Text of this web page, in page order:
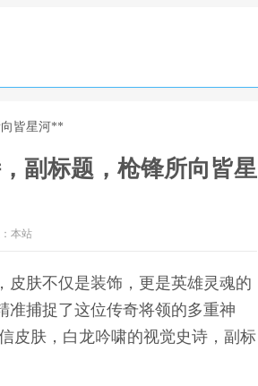
皆星河**
副标题，枪锋所向皆星
本站
皮肤不仅是装饰，更是英雄灵魂的
准捕捉了这位传奇将领的多重神
皮肤，白龙吟啸的视觉史诗，副标